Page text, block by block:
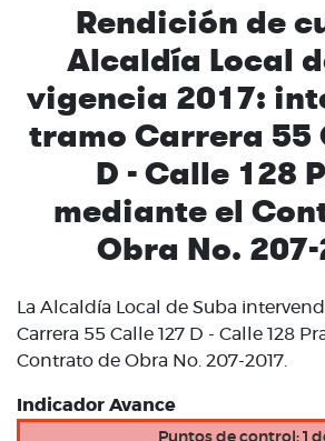
Rendición de
Alcaldía Local
vigencia 2017:
tramo Carrera 55
D - Calle 128
mediante el
Obra No. 207-
La Alcaldía Local de Suba
Carrera 55 Calle 127 D - Calle 128
Contrato de Obra No. 207-2017.
Indicador Avance
Puntos de control: 1